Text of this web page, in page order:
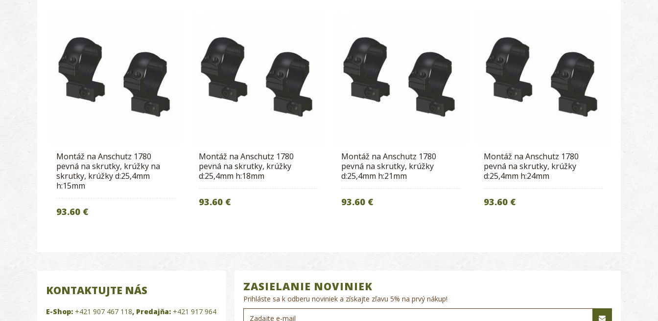
Montáž na Anschutz 1780
pevná na skrutky, krúžky na
skrutky, krúžky d:25,4mm
h:15mm
93.60 €
Montáž na Anschutz 1780
pevná na skrutky, krúžky
d:25,4mm h:18mm
93.60 €
Montáž na Anschutz 1780
pevná na skrutky, krúžky
d:25,4mm h:21mm
93.60 €
Montáž na Anschutz 1780
pevná na skrutky, krúžky
d:25,4mm h:24mm
93.60 €
KONTAKTUJTE NÁS
E-Shop: +421 907 467 118, Predajňa: +421 917 964
ZASIELANIE NOVINIEK
Prihláste sa k odberu noviniek a získajte zľavu 5% na prvý nákup!